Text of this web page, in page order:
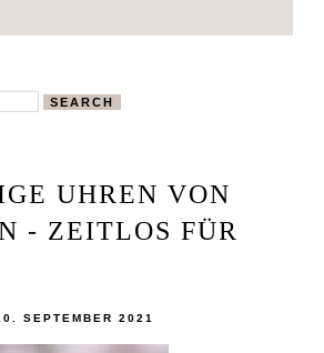
SEARCH
UHREN VON
- ZEITLOS FÜR
SEPTEMBER 2021